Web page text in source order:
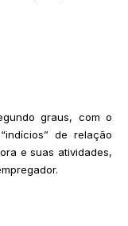
graus, com o
de relação
e suas atividades,